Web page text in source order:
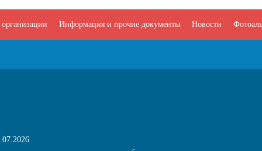
Информация и прочие документы Новости